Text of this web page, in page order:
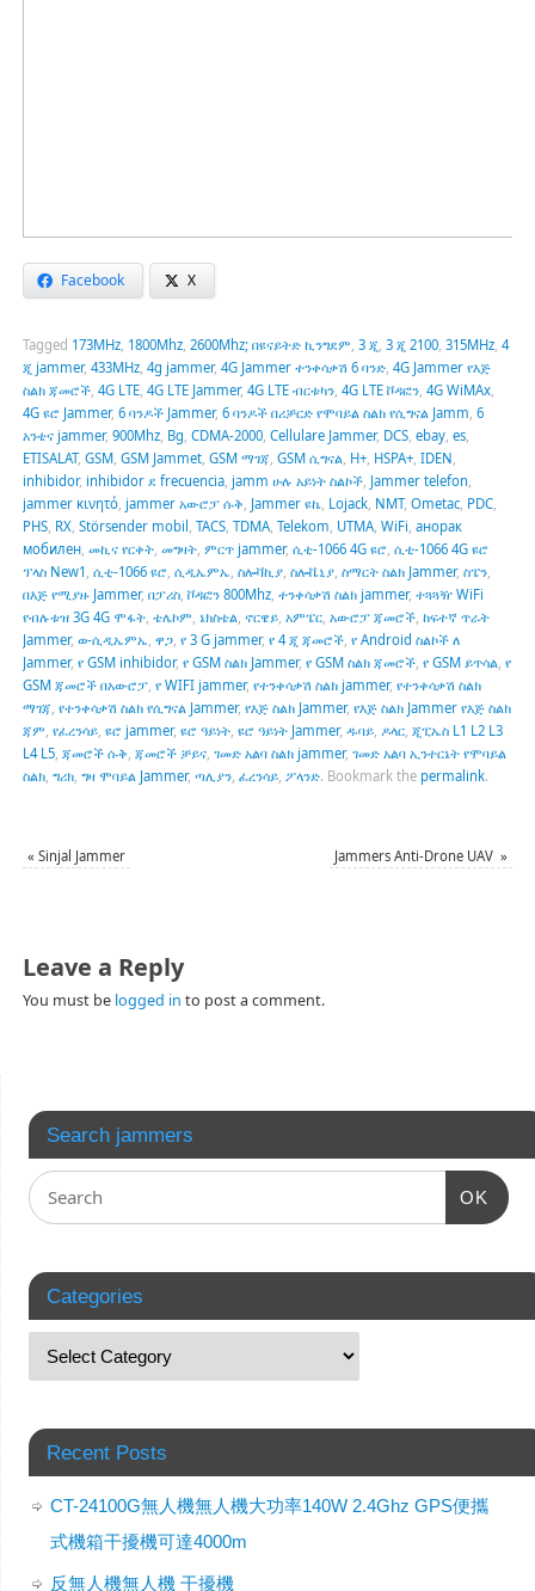
Facebook X
Tagged 173MHz, 1800Mhz, 2600Mhz; በዩናይትድ ኪንግደም 3 ጂ 3 ጂ 2100, 315MHz, 4
ጂ jammer, 433MHz, 4g jammer, 4G Jammer ተንቀሳቃሽ 6 ባንድ, 4G Jammer የእጅ
ስልክ ጃመሮች, 4G LTE, 4G LTE Jammer, 4G LTE ብርቱካን, 4G LTE ቮዳፎን, 4G WiMAx,
4G ዩሮ Jammer, 6 ባንዶች Jammer, 6 ባንዶች በሪቻርድ የሞባይል ስልክ የሲግናል Jamm 6
አንቴና jammer, 900Mhz, Bg CDMA-2000, Cellulare Jammer, DCS, ebay, es,
ETISALAT, GSM, GSM Jammet, GSM ማገጃ GSM ሲግናል H+, HSPA+, IDEN
inhibidor, inhibidor ደ frecuencia, jamm ሁሉ አይነት ስልኮች, Jammer telefon
jammer κινητό, jammer አውሮፓ ሱቅ Jammer ዩኬ, Lojack, NMT, Ometac, PDC,
PHS, RX, Störsender mobil TACS, TDMA, Telekom UTMA, WiFi анорак
мобилен, መኪና የርቀት, መግዛት, ምርጥ jammer, ሲቲ-1066 4G ዩሮ ሲቲ-1066 4G ዩሮ
ፕላስ New1 ሲቲ-1066 ዩሮ ሲዲኤምኤ ስሎቫኪያ, ስሎቬኒያ, ስማርት ስልክ Jammer, ስፔን,
በእጅ የሚያዙ Jammer, በፓሪስ, ቮዳፎን 800Mhz, ተንቀሳቃሽ ስልክ jammer, ተጓጓዥ WiFi
የብሉቱዝ 3G 4G ሞፋት, ቴሌኮም ኔክስቴል ኖርዌይ, አምፔር, አውሮፓ ጃመሮች, ከፍተኛ ጥራት
Jammer, ወ-ሲዲኤምኤ ዋጋ, የ 3 G jammer, የ 4 ጂ ጃመሮች, የ Android ስልኮች ለ
Jammer, የ GSM inhibidor, የ GSM ስልክ Jammer, የ GSM ስልክ ጃመሮች, የ GSM ይጥሳል የ
GSM ጃመሮች በአውሮፓ, የ WIFI jammer, የተንቀሳቃሽ ስልክ jammer, የተንቀሳቃሽ ስልክ
ማገጃ የተንቀሳቃሽ ስልክ የሲግናል Jammer, የእጅ ስልክ Jammer, የእጅ ስልክ Jammer የእጅ ስልክ
ጃም የፈረንሳይ, ዩሮ jammer, ዩሮ ዓይነት, ዩሮ ዓይነት Jammer, ዱባይ, ዶላር, ጂፒኤስ L1 L2 L3
L4 L5, ጃመሮች ሱቅ ጃመሮች ቻይና, ገመድ አልባ ስልክ jammer, ገመድ አልባ ኢንተርኔት የሞባይል
ስልክ, ግሪክ, ግዛ ሞባይል Jammer, ጣሊያን, ፈረንሳይ, ፖላንድ. Bookmark the permalink.
« Sinjal Jammer Jammers Anti-Drone UAV»
Leave a Reply
You must be logged in to post a comment.
Search jammers
OK
Categories
Recent Posts
CT-24100G無人機無人機大功率140W 2.4Ghz GPS便攜
式機箱干擾機可達4000m
反無人機無人機 干擾機